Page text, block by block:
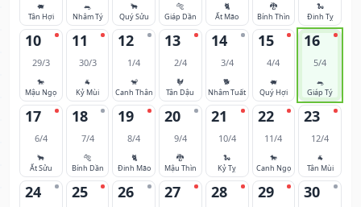
🐖
Tân Hợi
🐀
Nhâm Tý
🐂
Quý Sửu
🐅
Giáp Dần
🐈
Ất Mão
🐉
Bính Thìn
🐍
Đinh Tỵ
10
29/3
🐎
Mậu Ngọ
11
30/3
🐐
Kỷ Mùi
12
1/4
🐒
Canh Thân
13
2/4
🐓
Tân Dậu
14
3/4
🐕
Nhâm Tuất
15
4/4
🐖
Quý Hợi
16
5/4
🐀
Giáp Tý
17
6/4
🐂
Ất Sửu
18
7/4
🐅
Bính Dần
19
8/4
🐈
Đinh Mão
20
9/4
🐉
Mậu Thìn
21
10/4
🐍
Kỷ Tỵ
22
11/4
🐎
Canh Ngọ
23
12/4
🐐
Tân Mùi
24 25 26 27 28 29 30